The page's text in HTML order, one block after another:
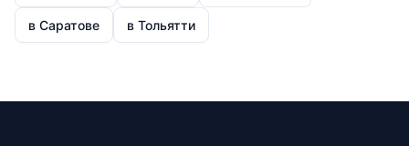
в Саратове в Тольятти